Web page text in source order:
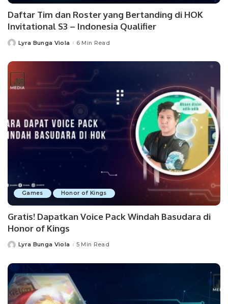
Daftar Tim dan Roster yang Bertanding di HOK
Invitational S3 – Indonesia Qualifier
PostedLyra Bunga Viola 6 Min Read
Games Honor of Kings
Gratis! Dapatkan Voice Pack Windah Basudara di
Honor of Kings
PostedLyra Bunga Viola 5 Min Read